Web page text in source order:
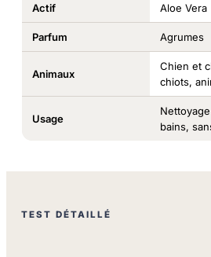
Actif Aloe Vera
Parfum Agrumes
Animaux
Chien et
chiots,
Usage
bains,
TEST DÉTAILLÉ